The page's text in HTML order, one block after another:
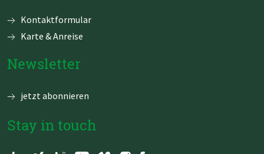
Navigation
Kontaktformular
Karte & Anreise
Newsletter
jetzt abonnieren
Stay in touch